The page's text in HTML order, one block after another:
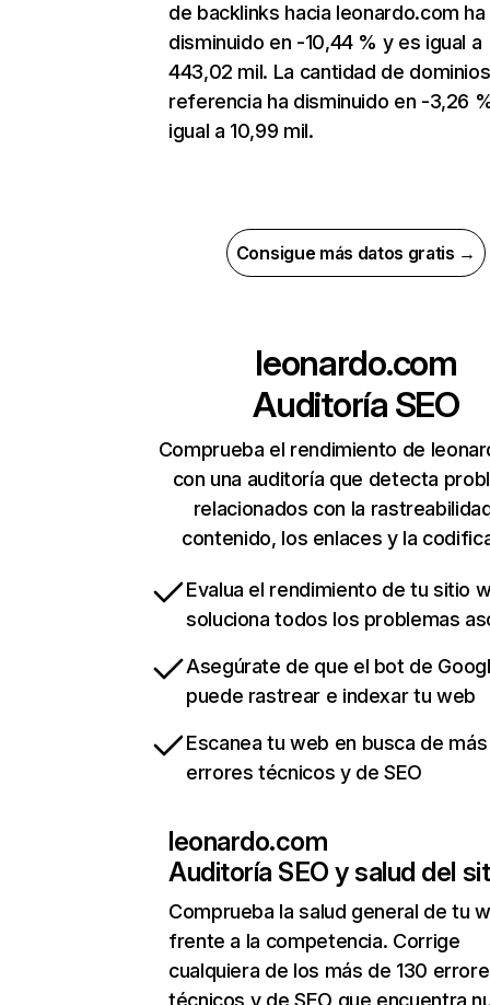
de backlinks hacia leonardo.com ha
disminuido en -10,44 % y es igual a
443,02 mil. La cantidad de
referencia ha disminuido en -3,26
igual a 10,99 mil.
Consigue más datos gratis →
leonardo.com
Auditoría SEO
Comprueba el rendimiento de
con una auditoría que detecta
relacionados con la
contenido, los enlaces y la
Evalua el rendimiento de tu sitio
soluciona todos los problemas
Asegúrate de que el bot de
puede rastrear e indexar tu web
Escanea tu web en busca de
errores técnicos y de SEO
leonardo.com
Auditoría SEO y salud del
Comprueba la salud general de tu
frente a la competencia. Corrige
cualquiera de los más de 130
técnicos y de SEO que encuentra